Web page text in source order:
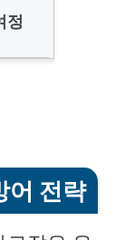
정
어 전략